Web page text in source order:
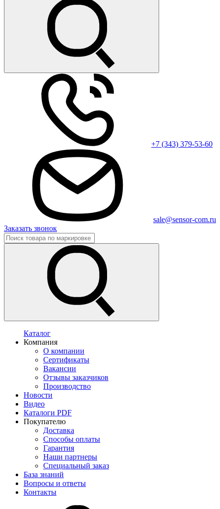
+7 (343) 379-53-60
sale@sensor-com.ru
Заказать звонок
Каталог
Компания
О компании
Сертификаты
Вакансии
Отзывы заказчиков
Производство
Новости
Видео
Каталоги PDF
Покупателю
Доставка
Способы оплаты
Гарантия
Наши партнеры
Специальный заказ
База знаний
Вопросы и ответы
Контакты